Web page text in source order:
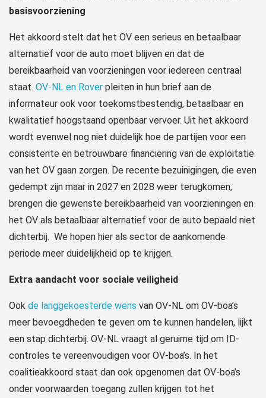
basisvoorziening
Het akkoord stelt dat het OV een serieus en betaalbaar
alternatief voor de auto moet blijven en dat de
bereikbaarheid van voorzieningen voor iedereen centraal
staat. OV-NL en Rover pleiten in hun brief aan de
informateur ook voor toekomstbestendig, betaalbaar en
kwalitatief hoogstaand openbaar vervoer. Uit het akkoord
wordt evenwel nog niet duidelijk hoe de partijen voor een
consistente en betrouwbare financiering van de exploitatie
van het OV gaan zorgen. De recente bezuinigingen, die even
gedempt zijn maar in 2027 en 2028 weer terugkomen,
brengen die gewenste bereikbaarheid van voorzieningen en
het OV als betaalbaar alternatief voor de auto bepaald niet
dichterbij. We hopen hier als sector de aankomende
periode meer duidelijkheid op te krijgen.
Extra aandacht voor sociale veiligheid
Ook de langgekoesterde wens van OV-NL om OV-boa’s
meer bevoegdheden te geven om te kunnen handelen, lijkt
een stap dichterbij. OV-NL vraagt al geruime tijd om ID-
controles te vereenvoudigen voor OV-boa’s. In het
coalitieakkoord staat dan ook opgenomen dat OV-boa’s
onder voorwaarden toegang zullen krijgen tot het